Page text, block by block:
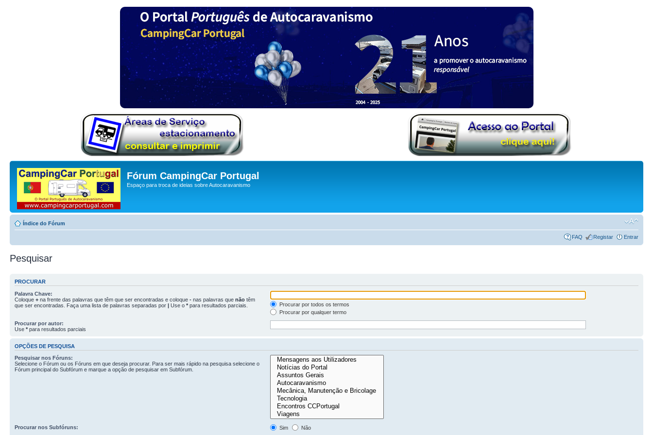
Fórum CampingCar Portugal
Espaço para troca de ideias sobre Autocaravanismo
Índice do Fórum
FAQ Registar Entrar
Pesquisar
PROCURAR
Palavra Chave:
Coloque + na frente das palavras que têm que ser encontradas e coloque - nas palavras que não têm
que ser encontradas. Faça uma lista de palavras separadas por | Use o * para resultados parciais.
Procurar por todos os termos
Procurar por qualquer termo
Procurar por autor:
Use * para resultados parciais
OPÇÕES DE PESQUISA
Pesquisar nos Fóruns:
Selecione o Fórum ou os Fóruns em que deseja procurar. Para ser mais rápido na pesquisa selecione o
Fórum principal do Subfórum e marque a opção de pesquisar em Subfórum.
Procurar nos Subfóruns: Sim Não